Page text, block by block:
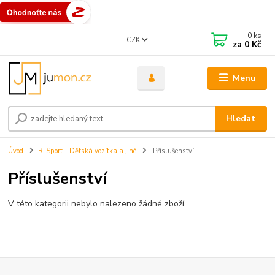
Menu
CZK
Hledat
0 ks
za 0 Kč
Úvod R-Sport - Dětská vozítka a jiné Příslušenství
Příslušenství
V této kategorii nebylo nalezeno žádné zboží.